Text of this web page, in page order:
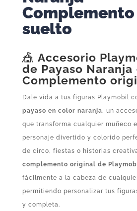
suelto
🎪 Accesorio
de Payaso Naranja
Complemento
Dale vida a tus figuras Playmobil
payaso en color naranja, un
que transforma cualquier muñeco
personaje divertido y colorido
de circo, fiestas o historias
complemento original de
fácilmente a la cabeza de
permitiendo personalizar tus
y completa.